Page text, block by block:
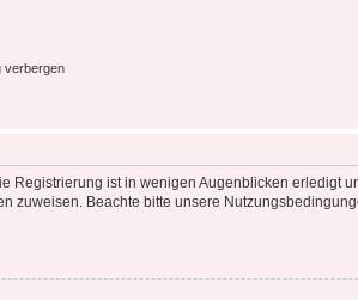
verbergen
Registrierung ist in wenigen Augenblicken erledigt
zuweisen. Beachte bitte unsere